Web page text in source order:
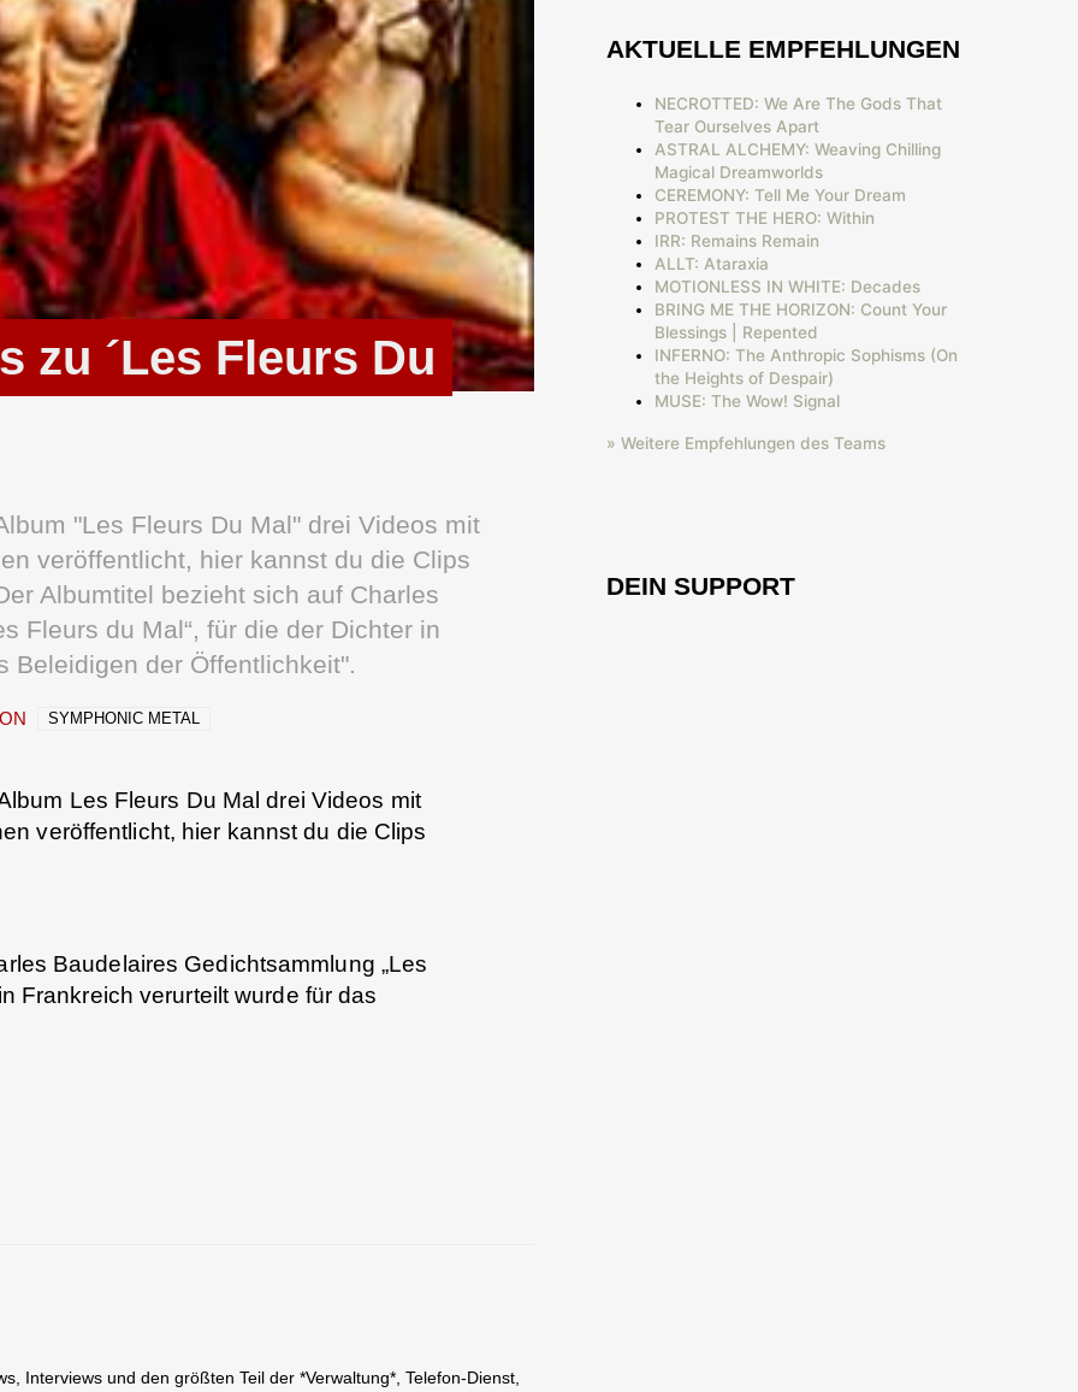
zu ´Les Fleurs Du
"Les Fleurs Du Mal" drei Videos mit
veröffentlicht, hier kannst du die Clips
Albumtitel bezieht sich auf Charles
Fleurs du Mal“, für die der Dichter in
Beleidigen der Öffentlichkeit".
SYMPHONIC METAL
Les Fleurs Du Mal drei Videos mit
veröffentlicht, hier kannst du die Clips
Baudelaires Gedichtsammlung „Les
Frankreich verurteilt wurde für das
Interviews und den größten Teil der *Verwaltung*, Telefon-Dienst,
AKTUELLE EMPFEHLUNGEN
NECROTTED: We Are The Gods That
Tear Ourselves Apart
ASTRAL ALCHEMY: Weaving Chilling
Magical Dreamworlds
CEREMONY: Tell Me Your Dream
PROTEST THE HERO: Within
IRR: Remains Remain
ALLT: Ataraxia
MOTIONLESS IN WHITE: Decades
BRING ME THE HORIZON: Count Your
Blessings | Repented
INFERNO: The Anthropic Sophisms (On
the Heights of Despair)
MUSE: The Wow! Signal
» Weitere Empfehlungen des Teams
DEIN SUPPORT